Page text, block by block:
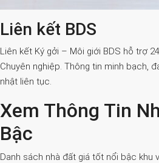
Liên kết BDS
Liên kết Ký gởi – Môi giới BDS hỗ trợ
Chuyên nghiệp. Thông tin minh bạch,
nhật liên tục.
Xem Thông Tin
Bậc
Danh sách nhà đất giá tốt nổi bậc khu